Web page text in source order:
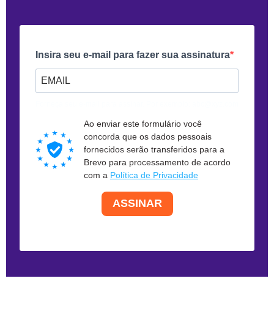
Insira seu e-mail para fazer sua assinatura
Ao enviar este formulário você
concorda que os dados pessoais
fornecidos serão transferidos para a
Brevo para processamento de acordo
com a Política de Privacidade
ASSINAR